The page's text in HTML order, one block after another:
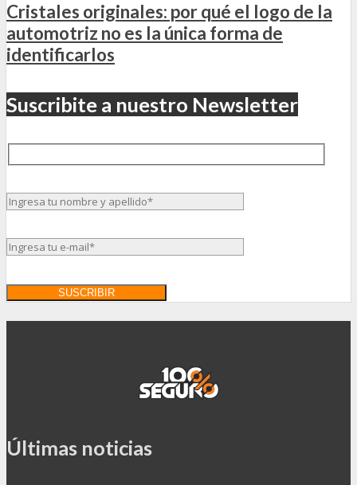
Cristales originales: por qué el logo de la
automotriz no es la única forma de
identificarlos
Suscribite a nuestro Newsletter
Últimas noticias